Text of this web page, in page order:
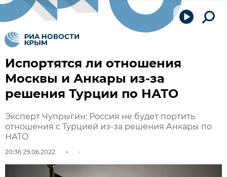
Испортятся ли отношения
Москвы и Анкары из-за
решения Турции по НАТО
Эксперт Чупрыгин: Россия не будет портить
отношения с Турцией из-за решения Анкары по
НАТО
20:36 29.06.2022